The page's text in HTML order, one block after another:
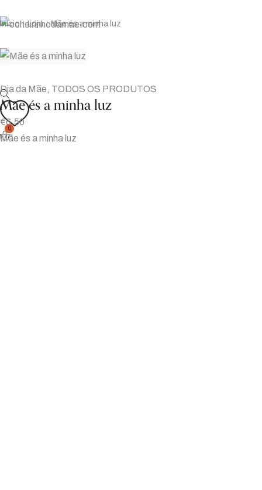
0
Início | Loja | Mãe és a minha luz
Dia da Mãe, TODOS OS PRODUTOS
Mãe és a minha luz
€6.50
Mãe és a minha luz